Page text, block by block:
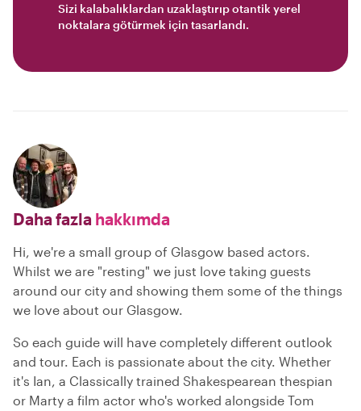
Sizi kalabalıklardan uzaklaştırıp otantik yerel
noktalara götürmek için tasarlandı.
Daha fazla hakkımda
Hi, we're a small group of Glasgow based actors.
Whilst we are "resting" we just love taking guests
around our city and showing them some of the things
we love about our Glasgow.
So each guide will have completely different outlook
and tour. Each is passionate about the city. Whether
it's Ian, a Classically trained Shakespearean thespian
or Marty a film actor who's worked alongside Tom